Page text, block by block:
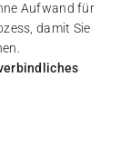
Aufwand für
damit Sie